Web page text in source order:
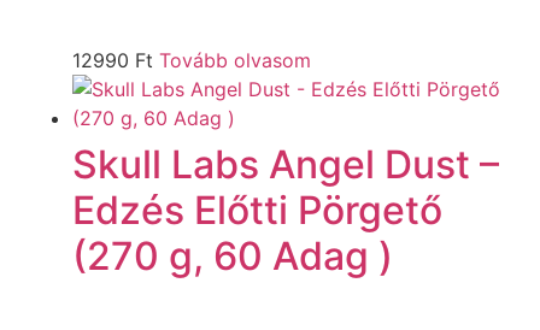
12990 Ft Tovább olvasom
Skull Labs Angel Dust –
Edzés Előtti Pörgető
(270 g, 60 Adag )